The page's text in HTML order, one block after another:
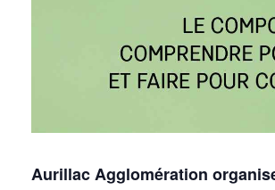
Aurillac Agglomération